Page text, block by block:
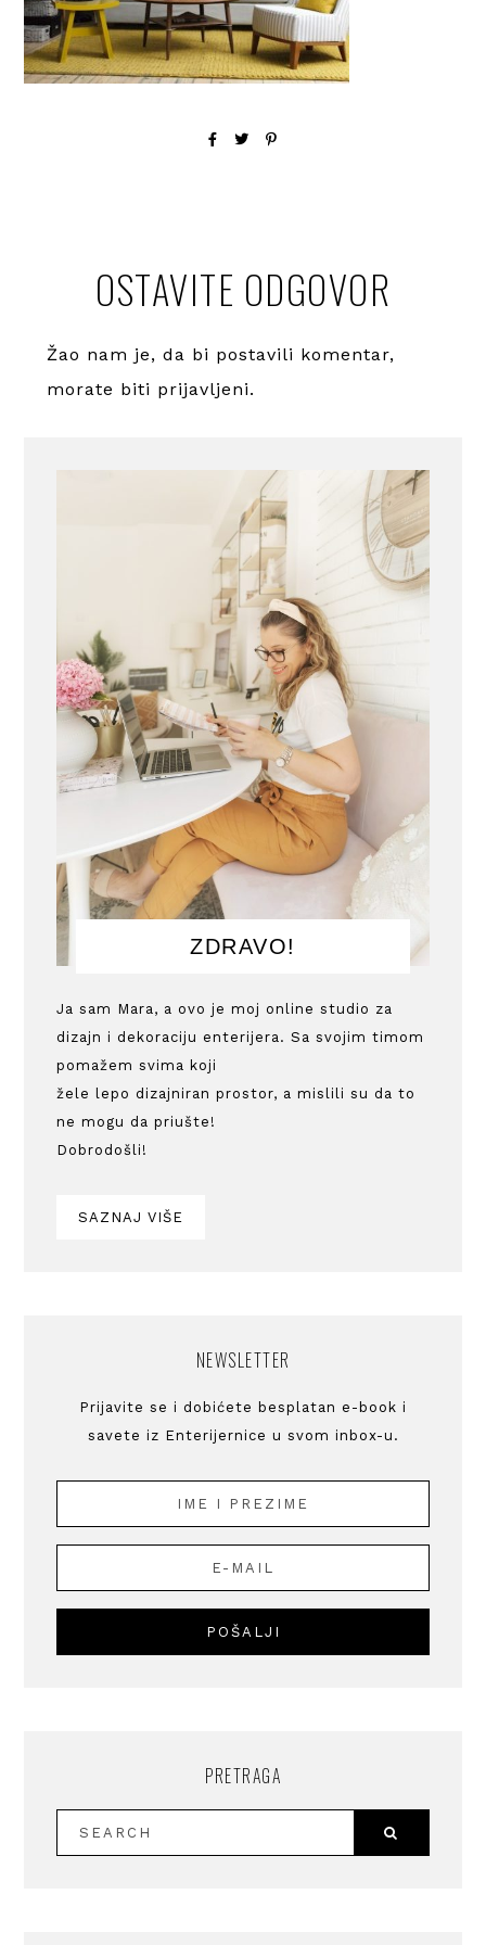
OSTAVITE ODGOVOR
Žao nam je, da bi postavili komentar,
morate biti prijavljeni.
ZDRAVO!
Ja sam Mara, a ovo je moj online studio za
dizajn i dekoraciju enterijera. Sa svojim timom
pomažem svima koji
žele lepo dizajniran prostor, a mislili su da to
ne mogu da priušte!
Dobrodošli!
SAZNAJ VIŠE
NEWSLETTER
Prijavite se i dobićete besplatan e-book i
savete iz Enterijernice u svom inbox-u.
PRETRAGA